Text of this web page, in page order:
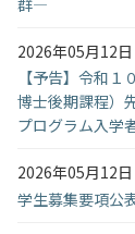
2026年05月12日
【予告】令和
博士後期課程）
プログラム入学
2026年05月12日
学生募集要項公